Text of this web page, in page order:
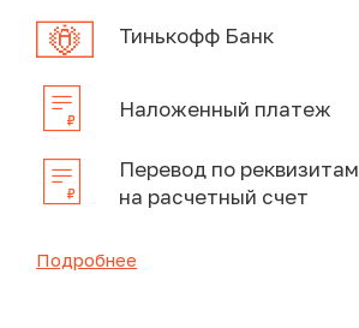
Тинькофф Банк
Наложенный платеж
Перевод по реквизитам
на расчетный счет
Подробнее